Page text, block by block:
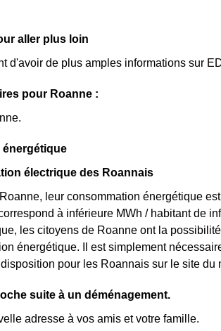
aller plus loin
d'avoir de plus amples informations sur
pour Roanne :
énergétique
électrique des Roannais
leur consommation énergétique
à inférieure MWh / habitant de
les citoyens de Roanne ont la
énergétique. Il est simplement
pour les Roannais sur le site du
suite à un déménagement.
adresse à vos amis et votre famille.